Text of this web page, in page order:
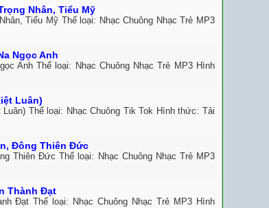
Nhân, Tiểu Mỹ
Tiểu Mỹ Thể loại: Nhạc Chuông Nhạc Trẻ MP3
Ngọc Anh
Anh Thể loại: Nhạc Chuông Nhạc Trẻ MP3 Hình
Luân)
Thể loại: Nhạc Chuông Tik Tok Hình thức: Tải
Đông Thiên Đức
Thiên Đức Thể loại: Nhạc Chuông Nhạc Trẻ MP3
Thành Đạt
Đạt Thể loại: Nhạc Chuông Nhạc Trẻ MP3 Hình